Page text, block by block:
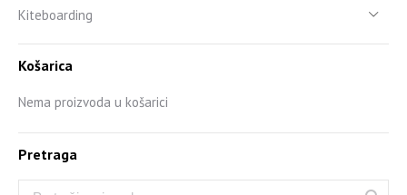
Kiteboarding
Košarica
Nema proizvoda u košarici
Pretraga